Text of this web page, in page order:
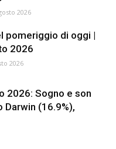
2026
pomeriggio di oggi |
2026
2026
2026: Sogno e son
Darwin (16.9%),